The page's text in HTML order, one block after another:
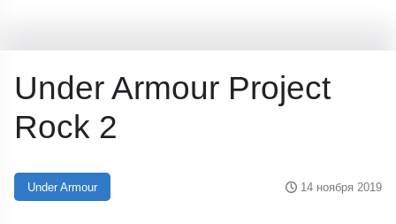
Under Armour Project
Rock 2
Under Armour 14 ноября 2019